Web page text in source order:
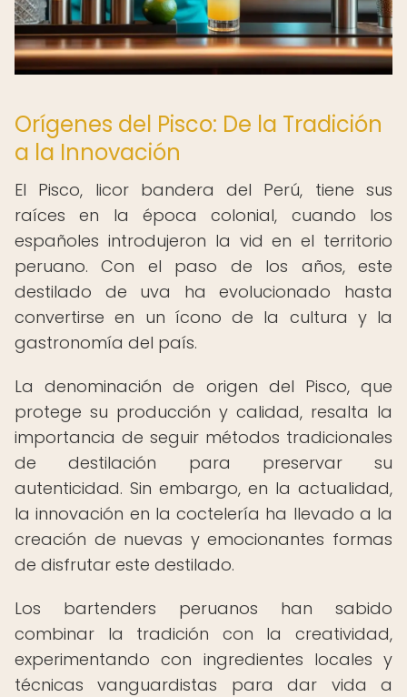
Orígenes del Pisco: De la Tradición
a la Innovación
El Pisco, licor bandera del Perú, tiene sus
raíces en la época colonial, cuando los
españoles introdujeron la vid en el territorio
peruano. Con el paso de los años, este
destilado de uva ha evolucionado hasta
convertirse en un ícono de la cultura y la
gastronomía del país.
La denominación de origen del Pisco, que
protege su producción y calidad, resalta la
importancia de seguir métodos tradicionales
de destilación para preservar su
autenticidad. Sin embargo, en la actualidad,
la innovación en la coctelería ha llevado a la
creación de nuevas y emocionantes formas
de disfrutar este destilado.
Los bartenders peruanos han sabido
combinar la tradición con la creatividad,
experimentando con ingredientes locales y
técnicas vanguardistas para dar vida a